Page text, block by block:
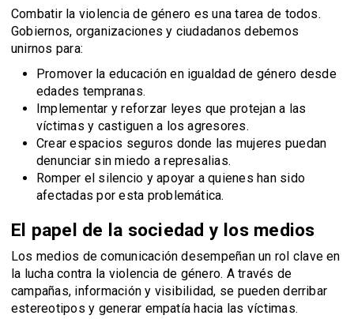
Combatir la violencia de género es una tarea de todos.
Gobiernos, organizaciones y ciudadanos debemos
unirnos para:
Promover la educación en igualdad de género desde
edades tempranas.
Implementar y reforzar leyes que protejan a las
víctimas y castiguen a los agresores.
Crear espacios seguros donde las mujeres puedan
denunciar sin miedo a represalias.
Romper el silencio y apoyar a quienes han sido
afectadas por esta problemática.
El papel de la sociedad y los medios
Los medios de comunicación desempeñan un rol clave en
la lucha contra la violencia de género. A través de
campañas, información y visibilidad, se pueden derribar
estereotipos y generar empatía hacia las víctimas.